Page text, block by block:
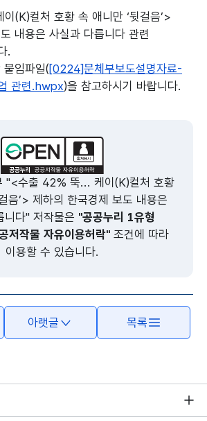
(K)컬처 호황 속 애니만 ‘뒷걸음’>
내용은 사실과 다릅니다 관련
.
임파일([0224]문체부보도설명자료-
관련.hwpx)을 참고하시기 바랍니다.
"<수출 42% 뚝... 케이(K)컬처 호황
음’> 제하의 한국경제 보도 내용은
니다" 저작물은 "공공누리 1유형
저작물 자유이용허락"조건에 따라
이용할 수 있습니다.
아랫글 목록